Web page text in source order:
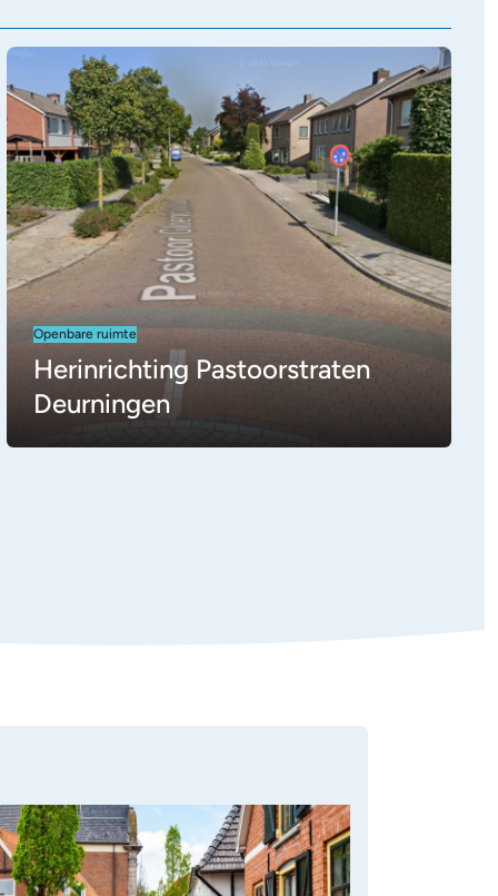
Herinrichting Pastoorstraten
Deurningen
Openbare ruimte